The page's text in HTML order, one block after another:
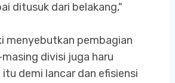
ditusuk dari belakang,"
menyebutkan pembagian
divisi juga haru
itu demi lancar dan efisiensi